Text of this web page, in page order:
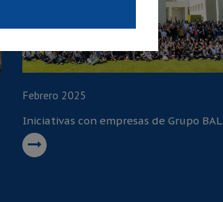
Febrero 2025
Iniciativas con empresas de Grupo BAL